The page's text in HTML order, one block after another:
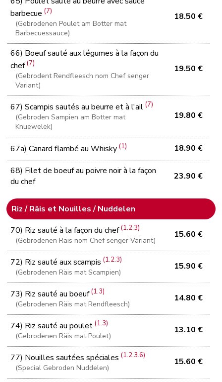
barbecue(7)
(Gebrodenen Poulet am Botter mat
Barbecuessauce)
18.50 €
66) Boeuf sauté aux légumes à la façon du
chef(7)
(Gebrodent Rendfleesch nom Chef senger
Variant)
19.50 €
67) Scampis sautés au beurre et à l'ail(7)
(Gebroden Sampien am Botter mat
Knuewelek)
19.80 €
67a) Canard flambé au Whisky(1) 18.90 €
68) Filet de boeuf au poivre noir à la façon
du chef
23.90 €
Riz / Räis et Nouilles / Nuddelen
70) Riz sauté à la façon du chef(1.2.3)
(Gebrodenen Räis nom Chef senger Variant)
15.60 €
72) Riz sauté aux scampis(1.2.3)
(Gebrodenen Räis mat Scampien)
15.90 €
73) Riz sauté au boeuf(1.3)
(Gebrodenen Räis mat Rendfleesch)
14.80 €
74) Riz sauté au poulet(1.3)
(Gebrodenen Räis mat Poulet)
13.10 €
77) Nouilles sautées spéciales(1.2.3.6)
(Special Gebroden Nuddelen)
15.60 €